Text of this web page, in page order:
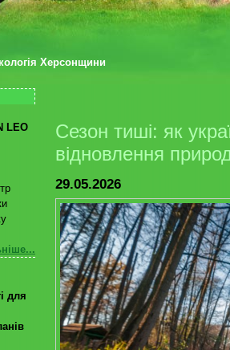
Херсонщини
LEO
для
Сезон тиші: як
відновлення
29.05.2026